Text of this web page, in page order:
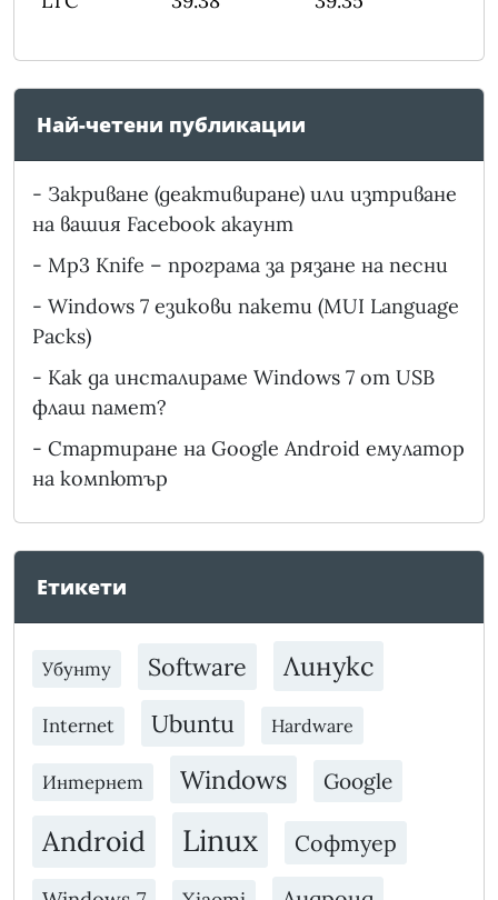
Най-четени публикации
- Закриване (деактивиране) или изтриване
на вашия Facebook акаунт
- Mp3 Knife – програма за рязане на песни
- Windows 7 езикови пакети (MUI Language
Packs)
- Как да инсталираме Windows 7 от USB
флаш памет?
- Стартиране на Google Android емулатор
на компютър
Етикети
Убунту Software Линукс
Internet Ubuntu Hardware
Интернет Windows Google
Android Linux Софтуер